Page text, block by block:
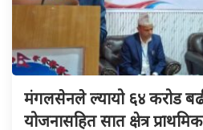
मंगलसेनले ल्यायो ६४ करोड
योजनासहित सात क्षेत्र